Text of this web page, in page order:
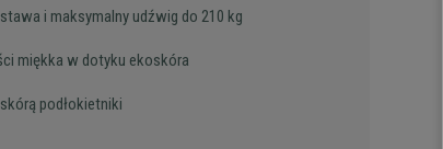
i maksymalny udźwig do 210 kg
miękka w dotyku ekoskóra
podłokietniki